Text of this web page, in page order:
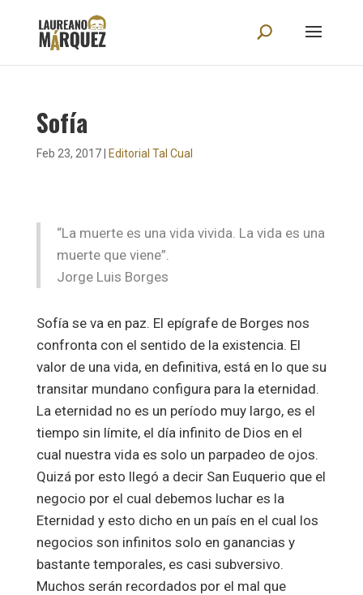
Sofía
Feb 23, 2017| Editorial Tal Cual
“La muerte es una vida vivida. La vida es una
muerte que viene”.
Jorge Luis Borges
Sofía se va en paz. El epígrafe de Borges nos
confronta con el sentido de la existencia. El
valor de una vida, en definitiva, está en lo que su
transitar mundano configura para la eternidad.
La eternidad no es un período muy largo, es el
tiempo sin límite, el día infinito de Dios en el
cual nuestra vida es solo un parpadeo de ojos.
Quizá por esto llegó a decir San Euquerio que el
negocio por el cual debemos luchar es la
Eternidad y esto dicho en un país en el cual los
negocios son infinitos solo en ganancias y
bastante temporales, es casi subversivo.
Muchos serán recordados por el mal que